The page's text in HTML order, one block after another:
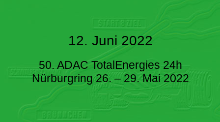
12. Juni 2022
50. ADAC TotalEnergies 24h
Nürburgring 26. – 29. Mai 2022